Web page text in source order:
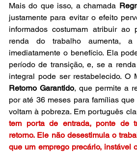
Mais do que isso, a chamada
justamente para evitar o efeito
informados costumam atribuir ao
renda do trabalho aumenta,
imediatamente o benefício. Ela
período de transição, e, se a
Retorno Garantido, que permite a
por até 36 meses para famílias
voltam à pobreza. Em português
tem porta de entrada, ponte de
retorno. Ele não desestimula o
que um emprego precário, instável